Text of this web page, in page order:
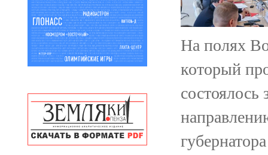
На полях
который
состоялось